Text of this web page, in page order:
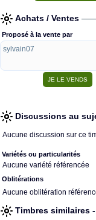
Achats / Ventes
Proposé à la vente par
sylvain07
Discussions au
Aucune discussion sur ce
Variétés ou particularités
Aucune variété référencée
Oblitérations
Aucune oblitération
Timbres similaires